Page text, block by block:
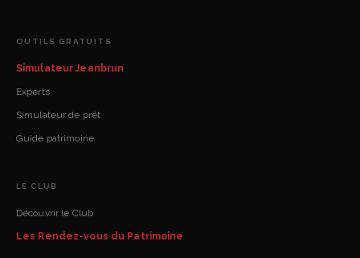
OUTILS GRATUITS
Simulateur Jeanbrun
Experts
Simulateur de prêt
Guide patrimoine
LE CLUB
Découvrir le Club
Les Rendez-vous du Patrimoine